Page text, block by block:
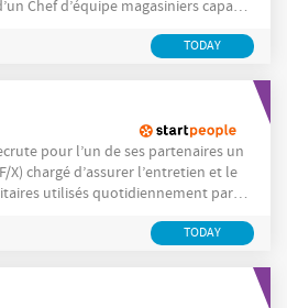
Chef d’équipe magasiniers capable
les opérations logistiques
TODAY
chargé d’assurer l’entretien et le
utilisés quotidiennement par
la disponibilité, la sécurité et la
TODAY